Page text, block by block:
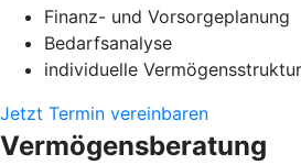
Finanz- und Vorsorgeplanung
Bedarfsanalyse
individuelle
Jetzt Termin vereinbaren
Vermögensberatung